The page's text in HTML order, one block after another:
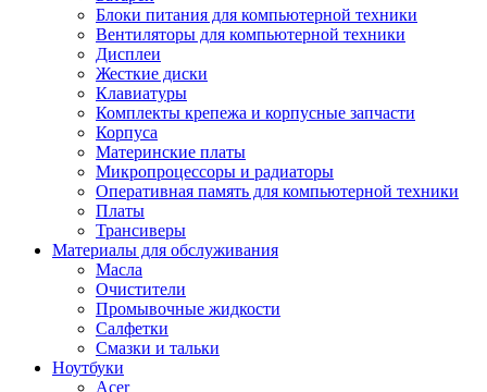
Блоки питания для компьютерной техники
Вентиляторы для компьютерной техники
Дисплеи
Жесткие диски
Клавиатуры
Комплекты крепежа и корпусные запчасти
Корпуса
Материнские платы
Микропроцессоры и радиаторы
Оперативная память для компьютерной техники
Платы
Трансиверы
Материалы для обслуживания
Масла
Очистители
Промывочные жидкости
Салфетки
Смазки и тальки
Ноутбуки
Acer